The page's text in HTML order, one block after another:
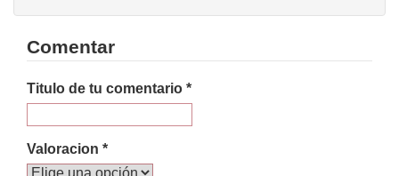
Comentar
Titulo de tu comentario *
Valoracion *